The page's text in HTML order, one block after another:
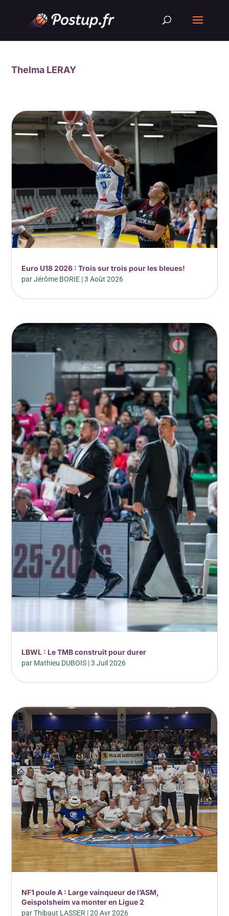
Thelma LERAY
Euro U18 2026 : Trois sur trois pour les bleues!
parJérôme BORIE |3 Août 2026
LBWL : Le TMB construit pour durer
par Mathieu DUBOIS |3 Juil 2026
NF1 poule A : Large vainqueur de l’ASM,
Geispolsheim va monter en Ligue 2
parThibaut LASSER |20 Avr 2026